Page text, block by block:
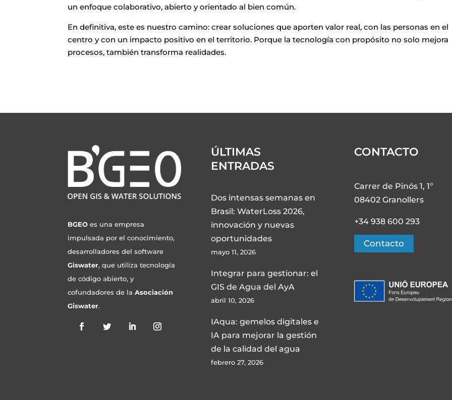
un enfoque colaborativo, abierto y orientado al bien común.
En definitiva, este es nuestro camino: crear soluciones que aporten valor real, con las personas en el
centro y con un impacto positivo en el territorio. Porque la tecnología con propósito no solo mejora
procesos, también transforma realidades.
BGEOes una empresa
impulsada por el conocimiento,
desarrolladores del software
Giswater, que utiliza tecnología
de código abierto, y
cofundadores de laAsociación
Giswater.
ÚLTIMAS
ENTRADAS
Dos intensas semanas en
Brasil: WaterLoss 2026,
innovación y nuevas
oportunidades
mayo 11, 2026
Integrar para gestionar: el
GIS de Agua del AyA
abril 10, 2026
IAqua: gemelos digitales e
IA para mejorar la gestión
de la calidad del agua
febrero 27, 2026
CONTACTO
Carrer de Pinós 1, 1º
08402 Granollers
+34 938 600 293
Contacto